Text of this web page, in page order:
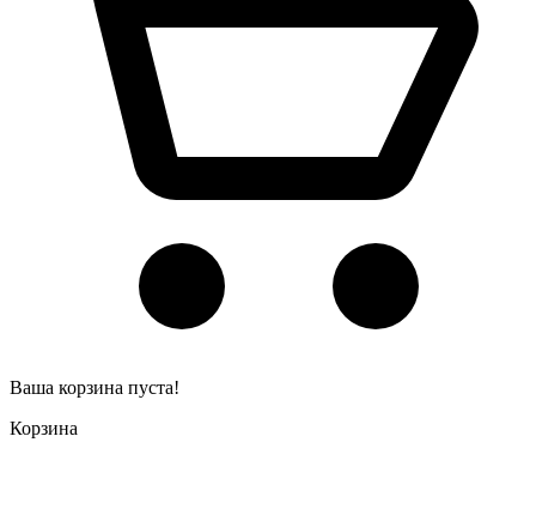
Ваша корзина пуста!
Корзина